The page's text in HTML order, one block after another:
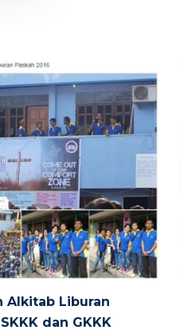
Alkitab Liburan
dan GKKK